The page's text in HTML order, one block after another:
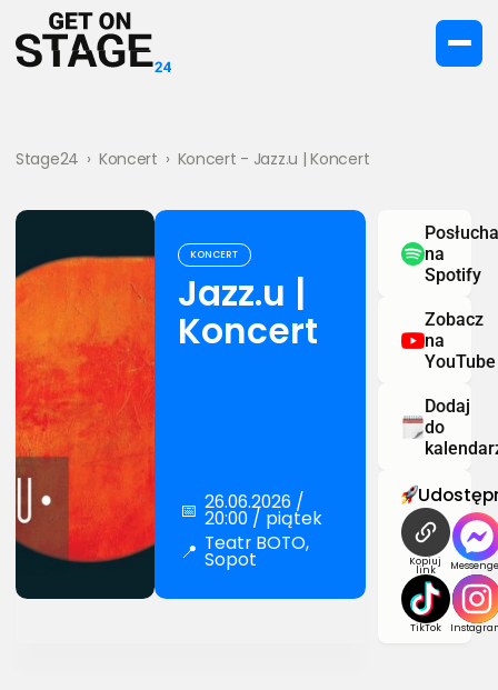
Stage24 › Koncert › Koncert - Jazz.u | Koncert
KONCERT
Jazz.u |
Koncert
📅 26.06.2026 /
20:00 / piątek
📍 Teatr BOTO,
Sopot
na
Spotify
Zobacz
na
YouTube
Dodaj
do
Kopiuj
link
TikTok